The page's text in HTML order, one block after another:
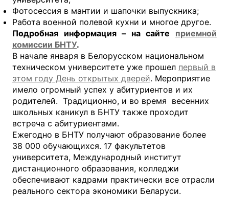
Фотосессия в мантии и шапочки выпускника;
Работа военной полевой кухни и многое другое.
Подробная информация – на сайте приемной
комиссии БНТУ.
В начале января в Белорусском национальном
техническом университете уже прошел первый в
этом году День открытых дверей. Мероприятие
имело огромный успех у абитуриентов и их
родителей. Традиционно, и во время весенних
школьных каникул в БНТУ также проходит
встреча с абитуриентами.
Ежегодно в БНТУ получают образование более
38 000 обучающихся. 17 факультетов
университета, Международный институт
дистанционного образования, колледжи
обеспечивают кадрами практически все отрасли
реального сектора экономики Беларуси.